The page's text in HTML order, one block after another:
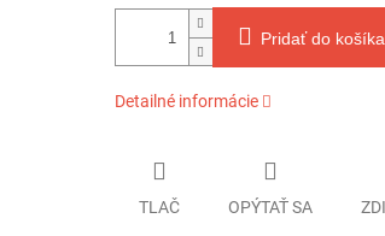
Pridať do košíka
Detailné informácie
TLAČ OPÝTAŤ SA